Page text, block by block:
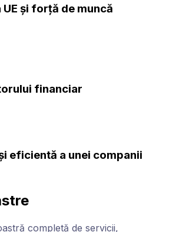
și forță de muncă
financiar
eficientă a unei companii
completă de servicii,